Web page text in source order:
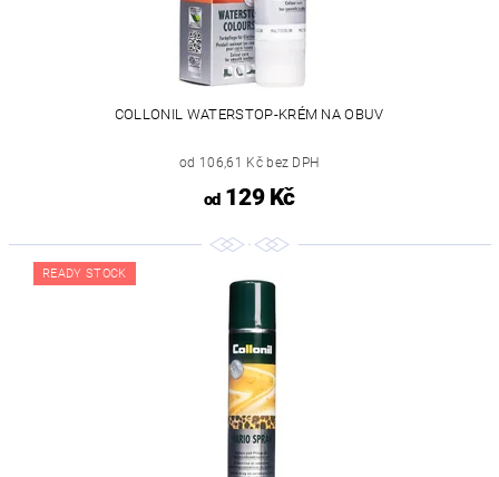
COLLONIL WATERSTOP-KRÉM NA OBUV
od 106,61 Kč bez DPH
od129 Kč
READY STOCK